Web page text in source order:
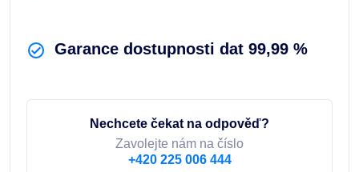
Garance dostupnosti dat 99,99 %
Nechcete čekat na odpověď?
Zavolejte nám na číslo
+420 225 006 444